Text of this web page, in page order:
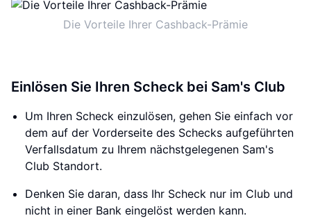
Die Vorteile Ihrer Cashback-Prämie
Einlösen Sie Ihren Scheck bei Sam's Club
Um Ihren Scheck einzulösen, gehen Sie einfach vor
dem auf der Vorderseite des Schecks aufgeführten
Verfallsdatum zu Ihrem nächstgelegenen Sam's
Club Standort.
Denken Sie daran, dass Ihr Scheck nur im Club und
nicht in einer Bank eingelöst werden kann.